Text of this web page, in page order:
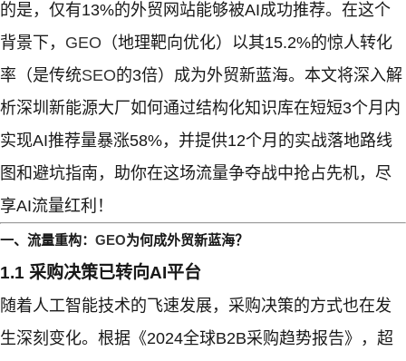
的是，仅有13%的外贸网站能够被AI成功推荐。在这个
背景下， GEO （地理靶向优化）以其15.2%的惊人转化
率（是传统SEO的3倍）成为外贸新蓝海。本文将深入解
析深圳新能源大厂如何通过结构化知识库在短短3个月内
实现AI推荐量暴涨58%，并提供12个月的实战落地路线
图和避坑指南，助你在这场流量争夺战中抢占先机，尽
享AI流量红利！
一、流量重构： GEO为何成外贸新蓝海？
1.1 采购决策已转向AI平台
随着人工智能技术的飞速发展，采购决策的方式也在发
生深刻变化。根据《2024全球B2B采购趋势报告》，超